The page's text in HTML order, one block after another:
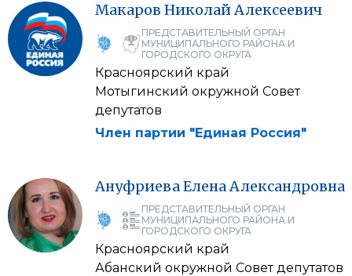
Макаров НиколайАлексеевич
ПРЕДСТАВИТЕЛЬНЫЙ ОРГАН
МУНИЦИПАЛЬНОГО РАЙОНА И
ГОРОДСКОГО ОКРУГА
Красноярский край
Мотыгинский окружной Совет
депутатов
Член партии "Единая Россия"
АнуфриеваЕленаАлександровна
ПРЕДСТАВИТЕЛЬНЫЙ ОРГАН
МУНИЦИПАЛЬНОГО РАЙОНА И
ГОРОДСКОГО ОКРУГА
Красноярский край
Абанский окружной Совет депутатов